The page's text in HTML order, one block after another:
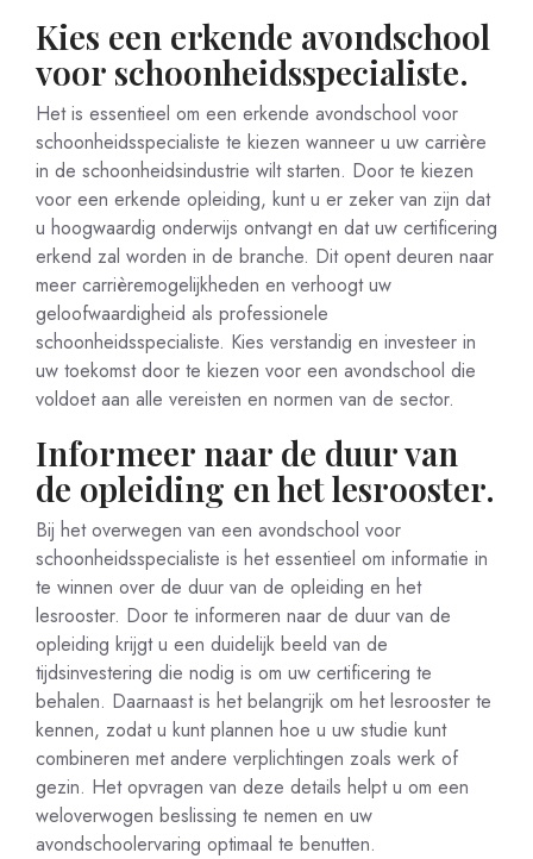
Kies een erkende avondschool
voor schoonheidsspecialiste.
Het is essentieel om een erkende avondschool voor
schoonheidsspecialiste te kiezen wanneer u uw carrière
in de schoonheidsindustrie wilt starten. Door te kiezen
voor een erkende opleiding, kunt u er zeker van zijn dat
u hoogwaardig onderwijs ontvangt en dat uw certificering
erkend zal worden in de branche. Dit opent deuren naar
meer carrièremogelijkheden en verhoogt uw
geloofwaardigheid als professionele
schoonheidsspecialiste. Kies verstandig en investeer in
uw toekomst door te kiezen voor een avondschool die
voldoet aan alle vereisten en normen van de sector.
Informeer naar de duur van
de opleiding en het lesrooster.
Bij het overwegen van een avondschool voor
schoonheidsspecialiste is het essentieel om informatie in
te winnen over de duur van de opleiding en het
lesrooster. Door te informeren naar de duur van de
opleiding krijgt u een duidelijk beeld van de
tijdsinvestering die nodig is om uw certificering te
behalen. Daarnaast is het belangrijk om het lesrooster te
kennen, zodat u kunt plannen hoe u uw studie kunt
combineren met andere verplichtingen zoals werk of
gezin. Het opvragen van deze details helpt u om een
weloverwogen beslissing te nemen en uw
avondschoolervaring optimaal te benutten.